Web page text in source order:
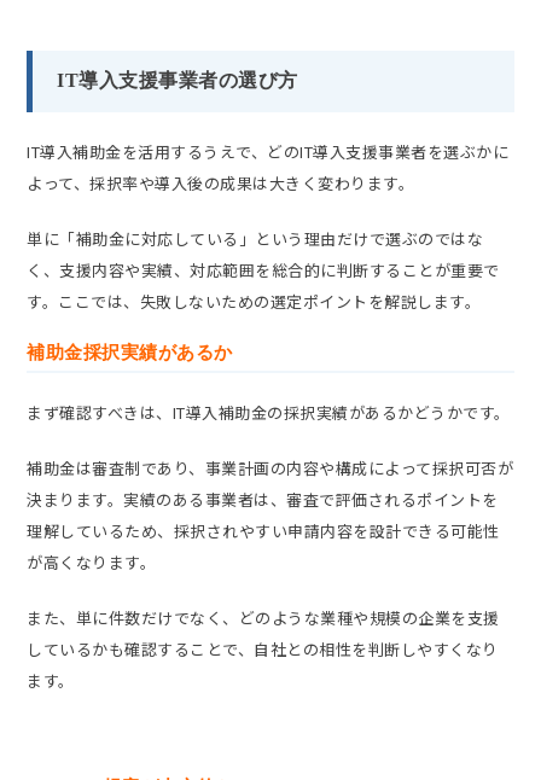
IT導入支援事業者の選び方
IT導入補助金を活用するうえで、どのIT導入支援事業者を選ぶかに
よって、採択率や導入後の成果は大きく変わります。
単に「補助金に対応している」という理由だけで選ぶのではな
く、支援内容や実績、対応範囲を総合的に判断することが重要で
す。ここでは、失敗しないための選定ポイントを解説します。
補助金採択実績があるか
まず確認すべきは、IT導入補助金の採択実績があるかどうかです。
補助金は審査制であり、事業計画の内容や構成によって採択可否が
決まります。実績のある事業者は、審査で評価されるポイントを
理解しているため、採択されやすい申請内容を設計できる可能性
が高くなります。
また、単に件数だけでなく、どのような業種や規模の企業を支援
しているかも確認することで、自社との相性を判断しやすくなり
ます。